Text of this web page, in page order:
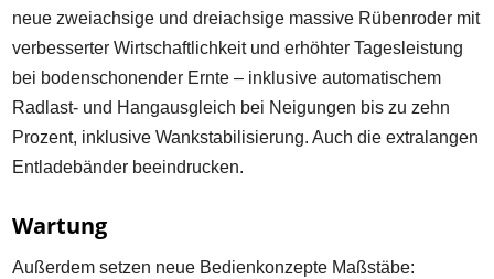
neue zweiachsige und dreiachsige massive Rübenroder mit
verbesserter Wirtschaftlichkeit und erhöhter Tagesleistung
bei bodenschonender Ernte – inklusive automatischem
Radlast- und Hangausgleich bei Neigungen bis zu zehn
Prozent, inklusive Wankstabilisierung. Auch die extralangen
Entladebänder beeindrucken.
Wartung
Außerdem setzen neue Bedienkonzepte Maßstäbe: